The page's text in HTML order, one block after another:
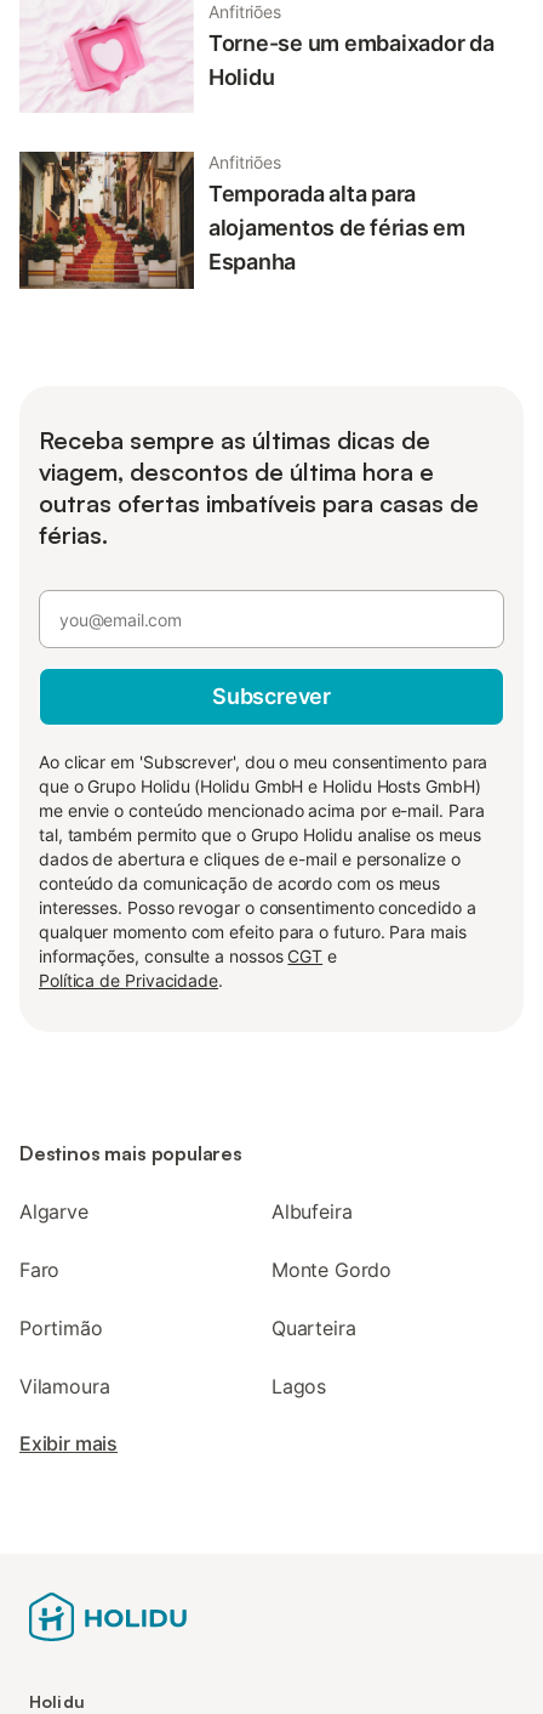
Anfitriões
Torne-se um embaixador da
Holidu
Anfitriões
Temporada alta para
alojamentos de férias em
Espanha
Receba sempre as últimas dicas de
viagem, descontos de última hora e
outras ofertas imbatíveis para casas de
férias.
Subscrever
Ao clicar em 'Subscrever', dou o meu consentimento para
que o Grupo Holidu (Holidu GmbH e Holidu Hosts GmbH)
me envie o conteúdo mencionado acima por e-mail. Para
tal, também permito que o Grupo Holidu analise os meus
dados de abertura e cliques de e-mail e personalize o
conteúdo da comunicação de acordo com os meus
interesses. Posso revogar o consentimento concedido a
qualquer momento com efeito para o futuro. Para mais
informações, consulte a nossos CGT e
Política de Privacidade.
Destinos mais populares
Algarve Albufeira
Faro Monte Gordo
Portimão Quarteira
Vilamoura Lagos
Exibir mais
Holidu